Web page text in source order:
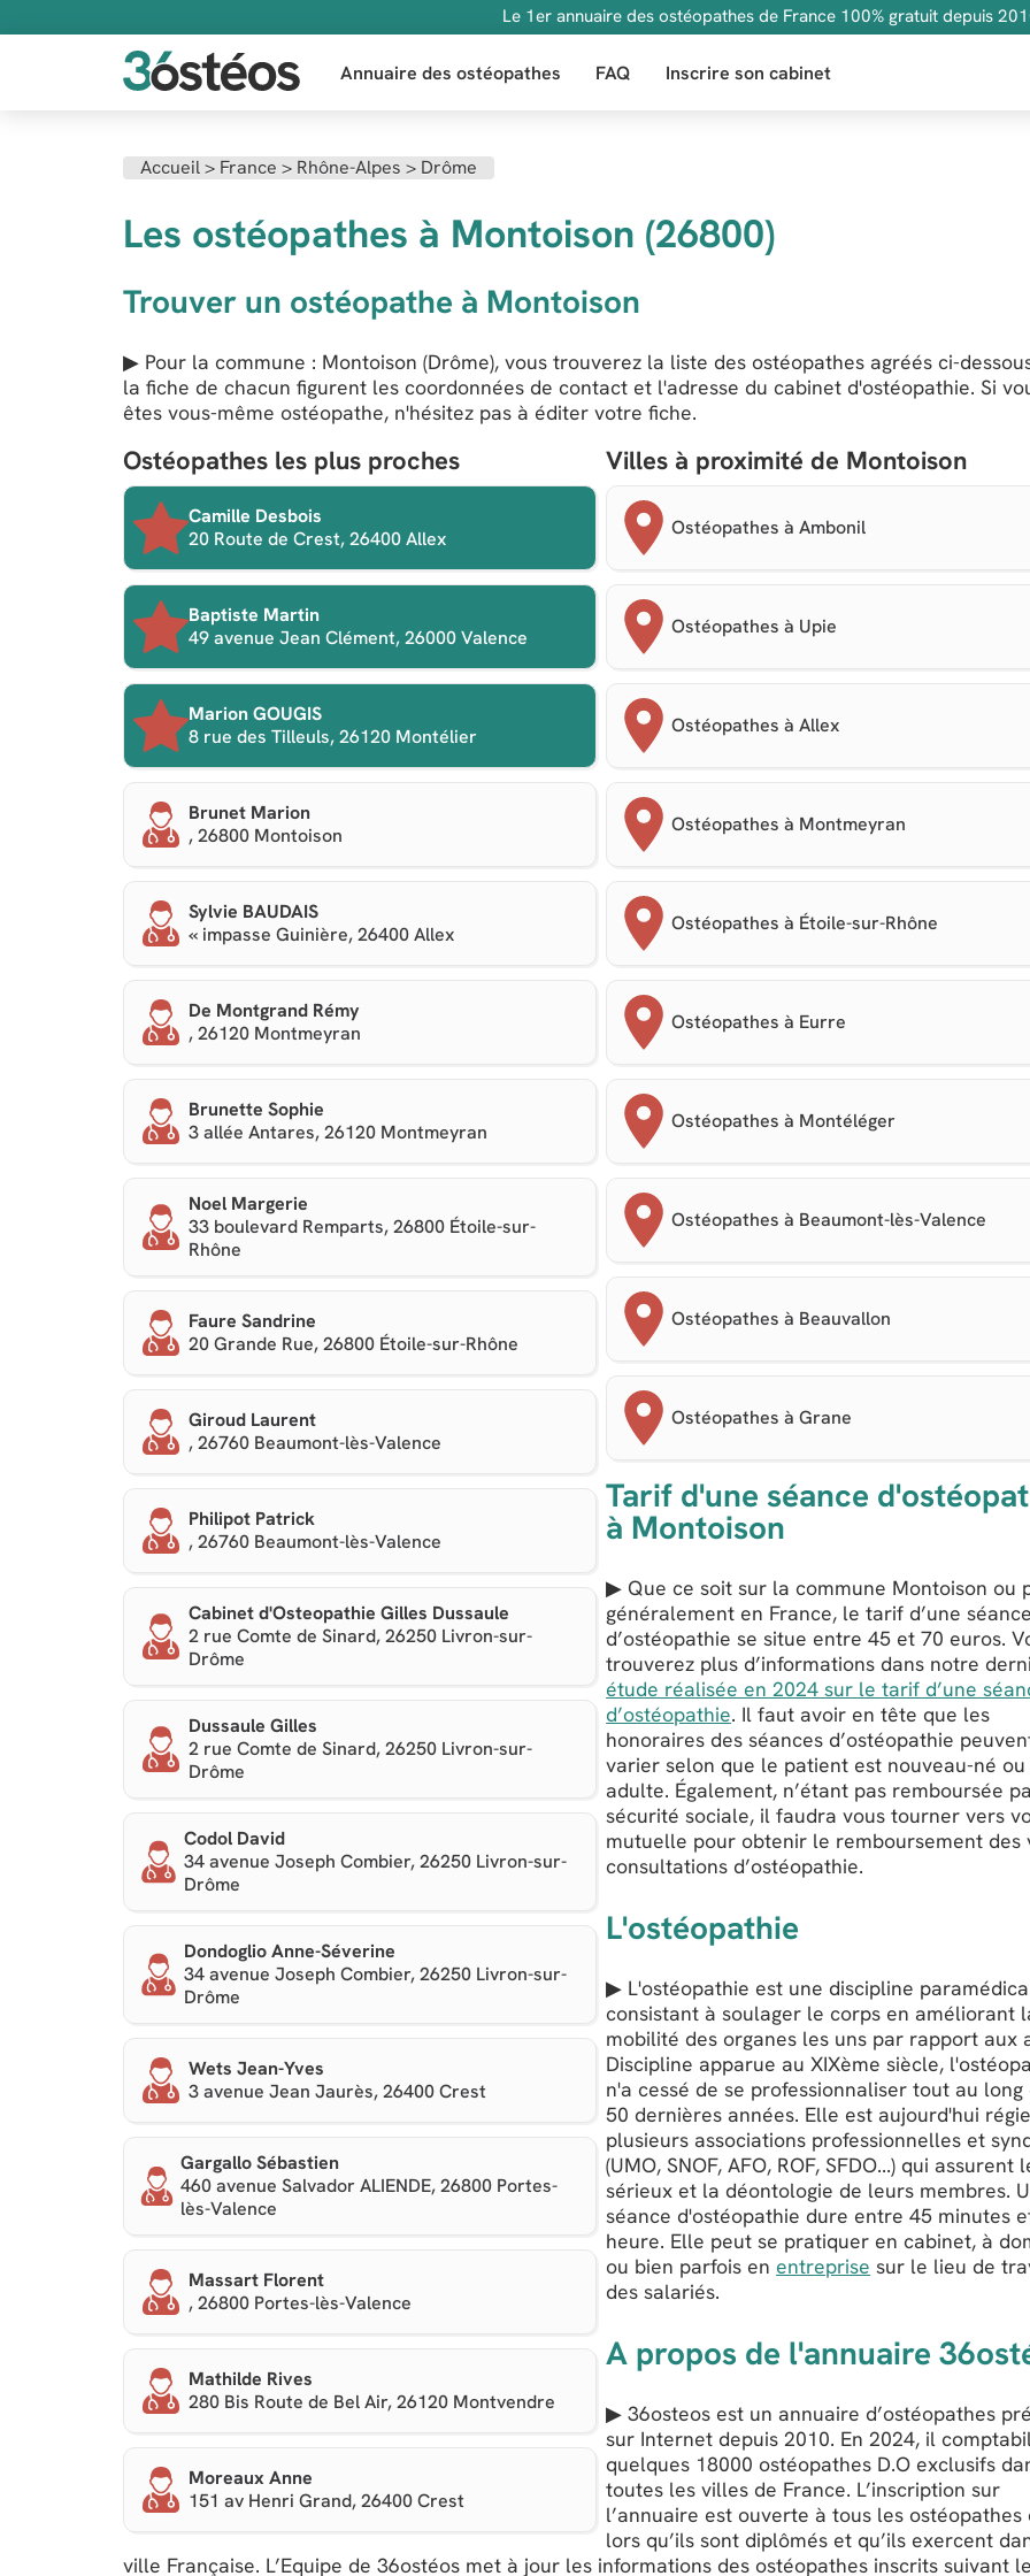
Le 1er annuaire des ostéopathes de France 100% gratuit depuis
Annuaire des ostéopathes FAQ Inscrire son cabinet
Accueil> France > Rhône-Alpes > Drôme
Les ostéopathes à Montoison (26800)
Trouver un ostéopathe à Montoison
▶ Pour la commune : Montoison (Drôme), vous trouverez la liste des ostéopathes agréés ci-
la fiche de chacun figurent les coordonnées de contact et l'adresse du cabinet d'ostéopathie. Si
êtes vous-même ostéopathe, n'hésitez pas à éditer votre fiche.
Ostéopathes les plus proches
Camille Desbois
20 Route de Crest, 26400 Allex
Baptiste Martin
49 avenue Jean Clément, 26000 Valence
Marion GOUGIS
8 rue des Tilleuls, 26120 Montélier
Brunet Marion
, 26800 Montoison
Sylvie BAUDAIS
« impasse Guinière, 26400 Allex
De Montgrand Rémy
, 26120 Montmeyran
Brunette Sophie
3 allée Antares, 26120 Montmeyran
Noel Margerie
33 boulevard Remparts, 26800 Étoile-sur-
Rhône
Faure Sandrine
20 Grande Rue, 26800 Étoile-sur-Rhône
Giroud Laurent
, 26760 Beaumont-lès-Valence
Philipot Patrick
, 26760 Beaumont-lès-Valence
Cabinet d'Osteopathie Gilles Dussaule
2 rue Comte de Sinard, 26250 Livron-sur-
Drôme
Dussaule Gilles
2 rue Comte de Sinard, 26250 Livron-sur-
Drôme
Codol David
34 avenue Joseph Combier, 26250 Livron-sur-
Drôme
Dondoglio Anne-Séverine
34 avenue Joseph Combier, 26250 Livron-sur-
Drôme
Wets Jean-Yves
3 avenue Jean Jaurès, 26400 Crest
Gargallo Sébastien
460 avenue Salvador ALIENDE, 26800 Portes-
lès-Valence
Massart Florent
, 26800 Portes-lès-Valence
Mathilde Rives
280 Bis Route de Bel Air, 26120 Montvendre
Moreaux Anne
151 av Henri Grand, 26400 Crest
Villes à proximité de Montoison
Ostéopathes à Ambonil
Ostéopathes à Upie
Ostéopathes à Allex
Ostéopathes à Montmeyran
Ostéopathes à Étoile-sur-Rhône
Ostéopathes à Eurre
Ostéopathes à Montéléger
Ostéopathes à Beaumont-lès-Valence
Ostéopathes à Beauvallon
Ostéopathes à Grane
Tarif d'une séance
à Montoison
▶ Que ce soit sur la commune Montoison ou
généralement en France, le tarif d’une
d’ostéopathie se situe entre 45 et 70 euros.
trouverez plus d’informations dans notre
étude réalisée en 2024 sur le tarif d’une
d’ostéopathie. Il faut avoir en tête que les
honoraires des séances d’ostéopathie
varier selon que le patient est nouveau-né ou
adulte. Également, n’étant pas remboursée
sécurité sociale, il faudra vous tourner vers
mutuelle pour obtenir le remboursement des
consultations d’ostéopathie.
L'ostéopathie
▶ L'ostéopathie est une discipline
consistant à soulager le corps en améliorant
mobilité des organes les uns par rapport aux
Discipline apparue au XIXème siècle,
n'a cessé de se professionnaliser tout au long
50 dernières années. Elle est aujourd'hui
plusieurs associations professionnelles et
(UMO, SNOF, AFO, ROF, SFDO...) qui assurent
sérieux et la déontologie de leurs membres.
séance d'ostéopathie dure entre 45 minutes
heure. Elle peut se pratiquer en cabinet, à
ou bien parfois en entreprise sur le lieu de
des salariés.
A propos de l'annuaire
▶ 36osteos est un annuaire d’ostéopathes
sur Internet depuis 2010. En 2024, il
quelques 18000 ostéopathes D.O exclusifs
toutes les villes de France. L’inscription sur
l’annuaire est ouverte à tous les ostéopathes
lors qu’ils sont diplômés et qu’ils exercent
ville Française. L’Equipe de 36ostéos met à jour les informations des ostéopathes inscrits suivant